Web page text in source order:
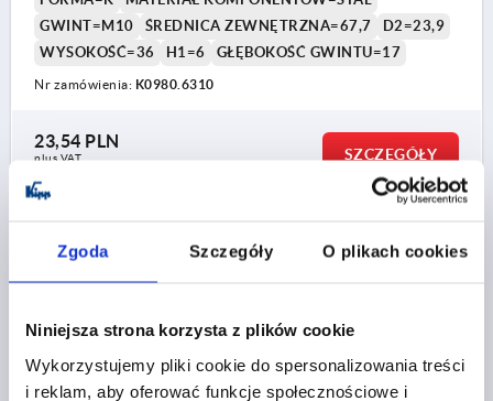
Zgoda Szczegóły O plikach cookies
Niniejsza strona korzysta z plików cookie
Wykorzystujemy pliki cookie do spersonalizowania treści
i reklam, aby oferować funkcje społecznościowe i
GWINT=M10
ŚREDNICA ZEWNĘTRZNA=67,7
D2=23,9
WYSOKOŚĆ=36
H1=6 GŁĘBOKOŚĆ GWINTU=17
Nr zamówienia: K0980.6310
23,54 PLN
plus VAT
SZCZEGÓŁY